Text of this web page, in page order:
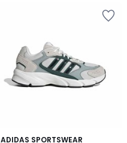
ADIDAS SPORTSWEAR
4,7